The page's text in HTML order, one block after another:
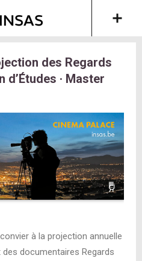
des Regards
d’Études · Master
à la projection annuelle
des documentaires Regards